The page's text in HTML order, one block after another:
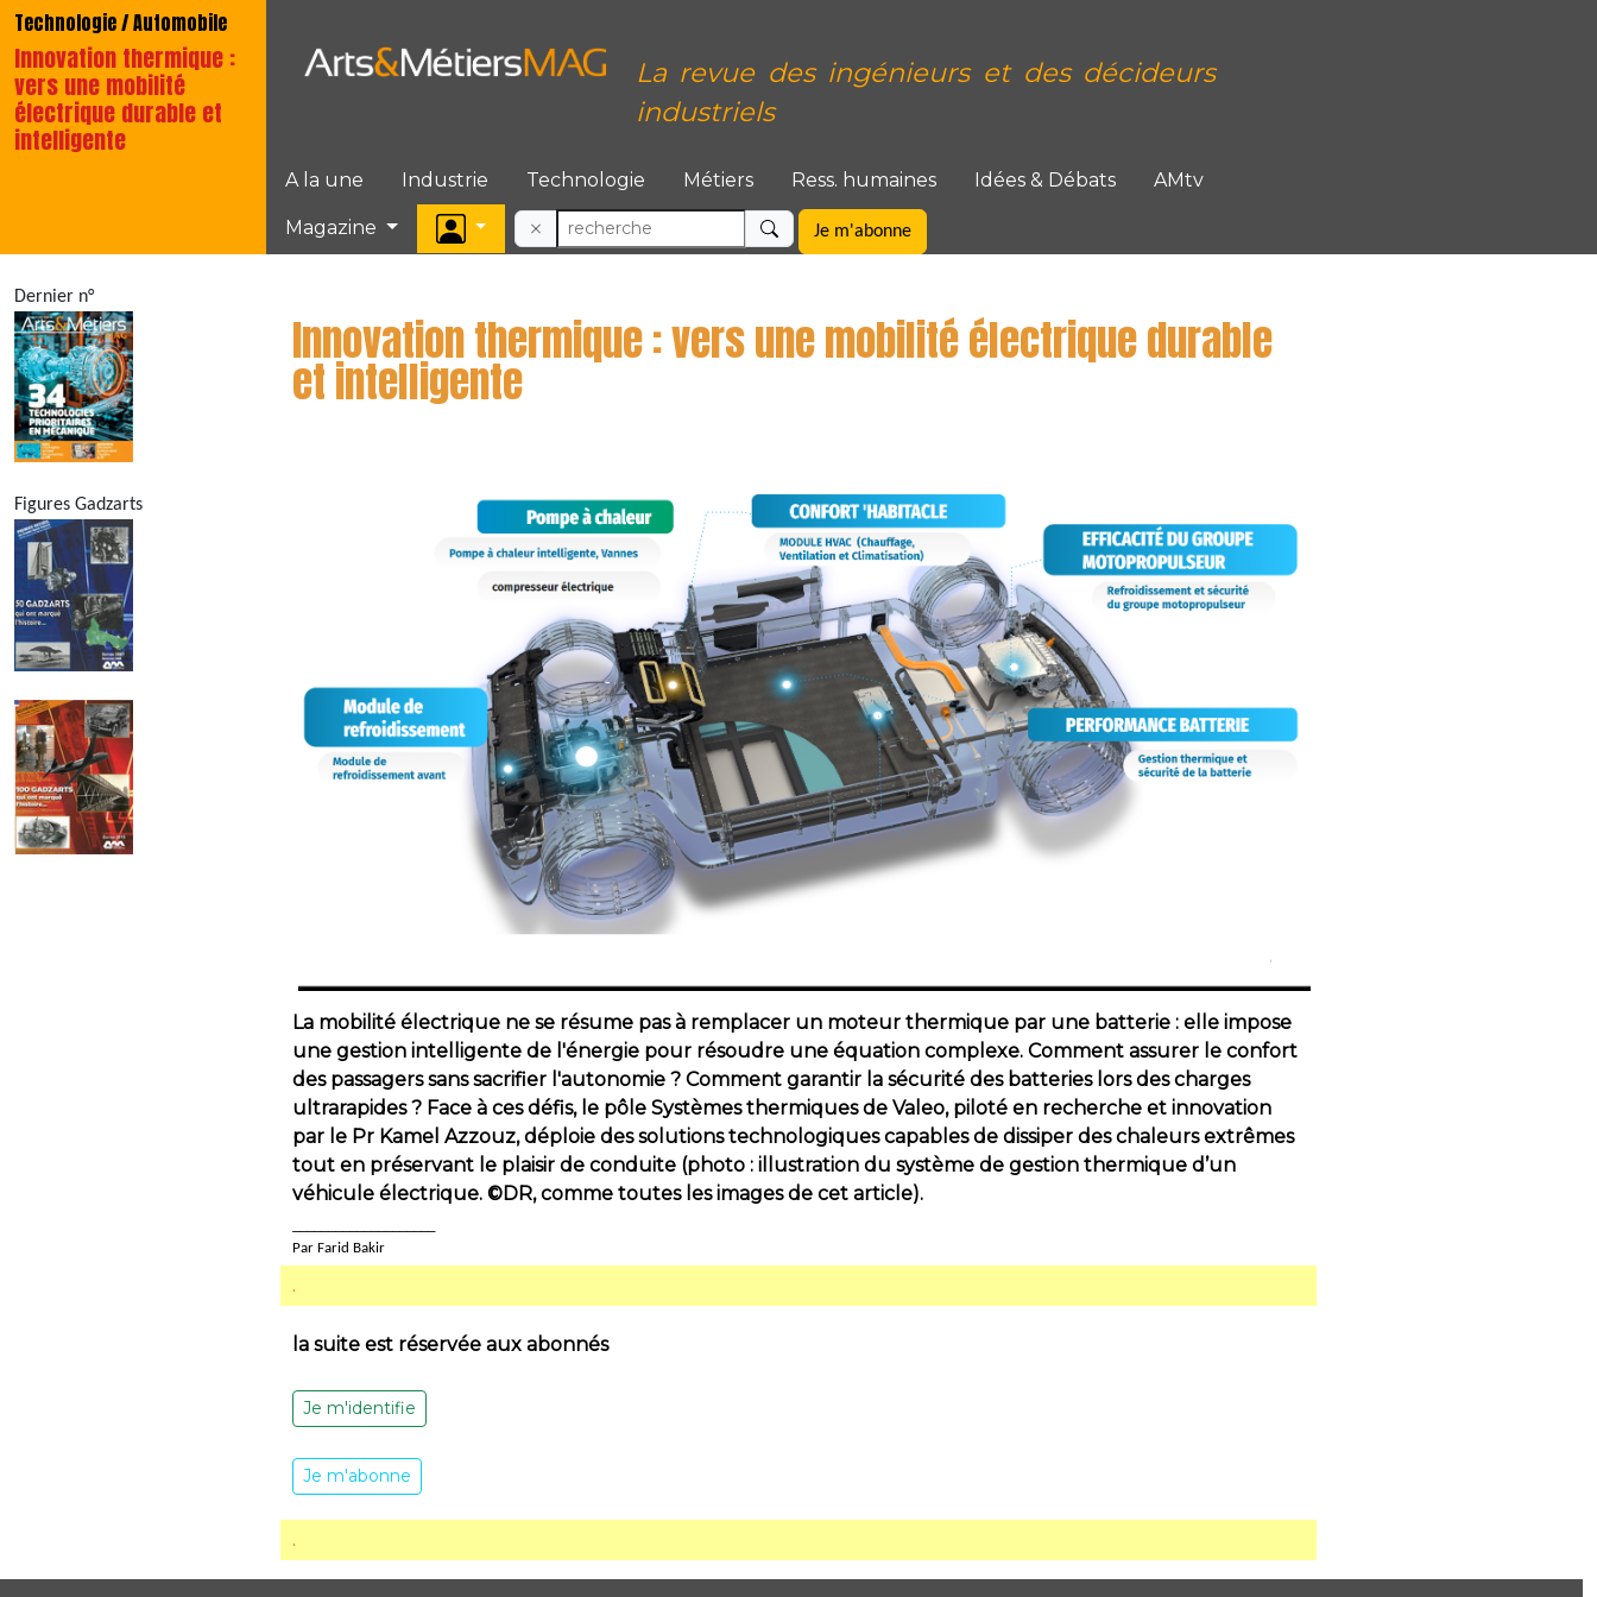
Technologie / Automobile
Innovation thermique :
vers une mobilité
électrique durable et
intelligente
La revue des ingénieurs et des décideurs
industriels
A la une Industrie Technologie Métiers Ress. humaines Idées & Débats AMtv
Magazine Je m'abonne
Dernier n°
Figures Gadzarts
Innovation thermique : vers une mobilité électrique durable
et intelligente
La mobilité électrique ne se résume pas à remplacer un moteur thermique par une batterie : elle impose
une gestion intelligente de l'énergie pour résoudre une équation complexe. Comment assurer le confort
des passagers sans sacrifier l'autonomie ? Comment garantir la sécurité des batteries lors des charges
ultrarapides ? Face à ces défis, le pôle Systèmes thermiques de Valeo, piloté en recherche et innovation
par le Pr Kamel Azzouz, déploie des solutions technologiques capables de dissiper des chaleurs extrêmes
tout en préservant le plaisir de conduite (photo : illustration du système de gestion thermique d’un
véhicule électrique. ©DR, comme toutes les images de cet article).
Par Farid Bakir
.
la suite est réservée aux abonnés
Je m'identifie
Je m'abonne
.